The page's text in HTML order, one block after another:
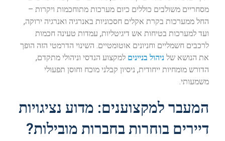
מסחריים משולבים כוללים כיום מערכות מתוחכמות ויקרות –
החל ממערכות בקרת אקלים חסכוניות באנרגיה ואנרגיה ירוקה,
ועד למערכות בטיחות אש דיגיטליות, עמדות טעינה חכמות
לרכבים חשמליים וחניונים אוטומטיים. השינוי הדרמטי הזה הופך
את הנושא שלניהול בניינים למקצוע הנדסי וניהולי מתקדם,
הדורש מומחיות ייחודית, ניסיון קבלני מוכח וחוסן תפעולי
משמעותי.
המעבר למקצוענים: מדוע נציגויות
דיירים בוחרות בחברות מובילות?